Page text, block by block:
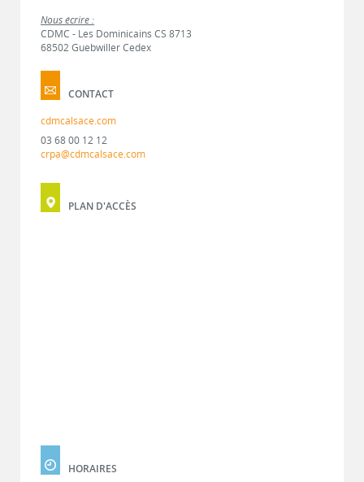
Nous écrire :
CDMC - Les Dominicains CS 8713
68502 Guebwiller Cedex
CONTACT
cdmcalsace.com
03 68 00 12 12
crpa@cdmcalsace.com
PLAN D'ACCÈS
HORAIRES